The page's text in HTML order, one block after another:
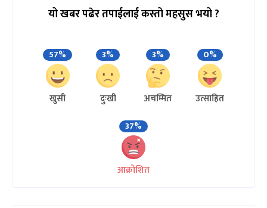
यो खबर पढेर तपाईलाई कस्तो महसुस भयो ?
57%
खुसी
3%
दुःखी
3%
अचम्मित
0%
उत्साहित
37%
आक्रोशित